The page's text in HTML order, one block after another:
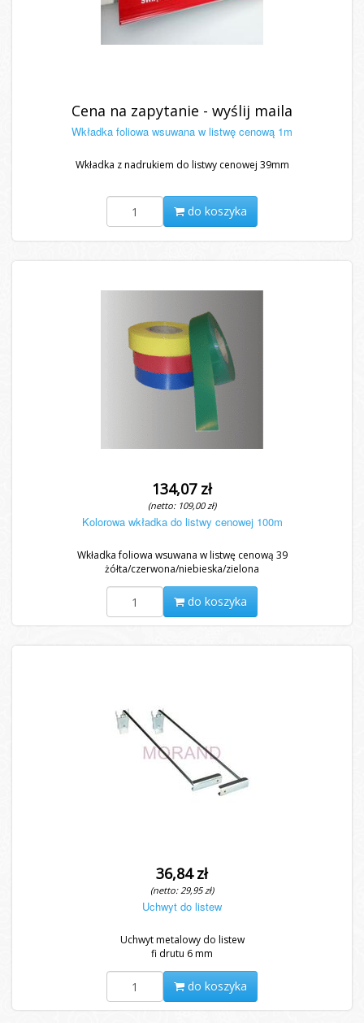
Cena na zapytanie - wyślij maila
Wkładka foliowa wsuwana w listwę cenową 1m
Wkładka z nadrukiem do listwy cenowej 39mm
do koszyka
134,07 zł
(netto: 109,00 zł)
Kolorowa wkładka do listwy cenowej 100m
Wkładka foliowa wsuwana w listwę cenową 39
żółta/czerwona/niebieska/zielona
do koszyka
36,84 zł
(netto: 29,95 zł)
Uchwyt do listew
Uchwyt metalowy do listew
fi drutu 6 mm
do koszyka